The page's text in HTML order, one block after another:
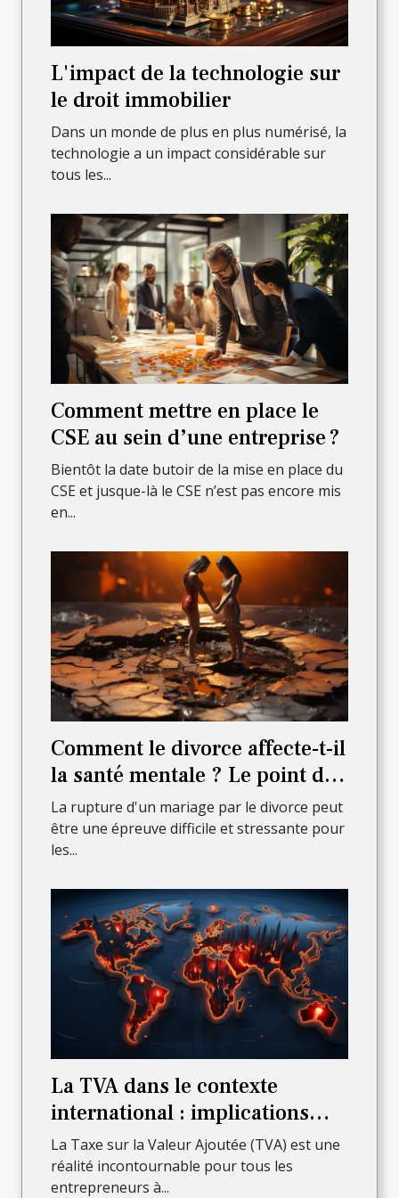
L'impact de la technologie sur
le droit immobilier
Dans un monde de plus en plus numérisé, la
technologie a un impact considérable sur
tous les...
Comment mettre en place le
CSE au sein d’une entreprise ?
Bientôt la date butoir de la mise en place du
CSE et jusque-là le CSE n’est pas encore mis
en...
Comment le divorce affecte-t-il
la santé mentale ? Le point de
vue d'un avocat
La rupture d'un mariage par le divorce peut
être une épreuve difficile et stressante pour
les...
La TVA dans le contexte
international : implications
pour les auto-entrepreneurs
La Taxe sur la Valeur Ajoutée (TVA) est une
réalité incontournable pour tous les
entrepreneurs à...